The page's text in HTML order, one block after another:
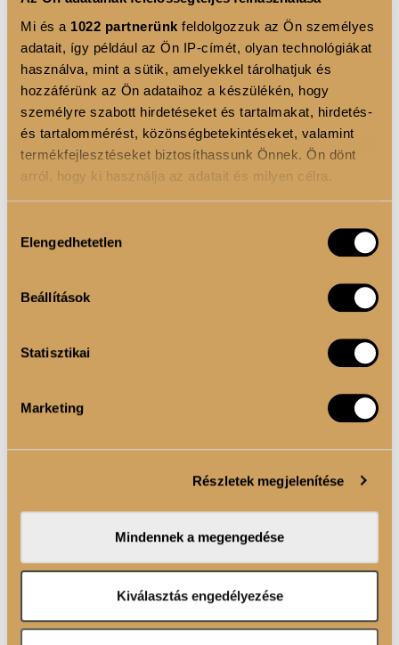
Mi és a 1022 partnerünk feldolgozzuk az Ön személyes
adatait, így például az Ön IP-címét, olyan technológiákat
használva, mint a sütik, amelyekkel tárolhatjuk és
hozzáférünk az Ön adataihoz a készülékén, hogy
személyre szabott hirdetéseket és tartalmakat, hirdetés-
és tartalommérést, közönségbetekintéseket, valamint
termékfejlesztéseket biztosíthassunk Önnek. Ön dönt
arról, hogy ki használja az adatait és milyen célra.
Információgyűjtés az Ön földrajzi elhelyezkedéséről
Az Ön készülékén beazonosítása annak konkrét
tulajdonságainak (ujjlenyomat) aktív ellenőrzésével
módjairól és adja meg preferenciáit a
valamint weboldalforgalmunk elemzéséhez. Ezenkívül
adatait, akik kombinálhatják az adatokat más olyan
adatokkal, amelyeket Ön adott meg számukra vagy az
Ön által használt más szolgáltatásokból gyűjtöttek.
kiválasztása
Elengedhetetlen
Beállítások
Statisztikai
Marketing
Részletek megjelenítése
Mindennek a megengedése
Kiválasztás engedélyezése
3 950 Ft
Csókálló, magasan pigmentált, folyékony matt rúzs....Tovább